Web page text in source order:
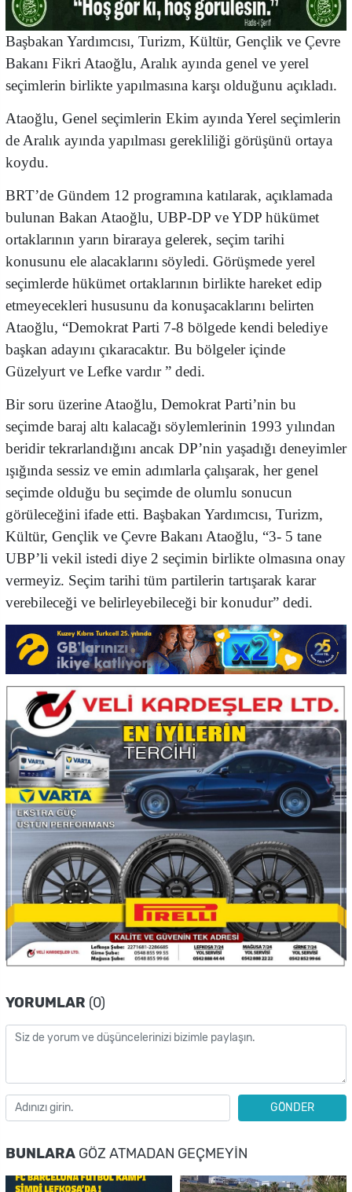
Başbakan Yardımcısı, Turizm, Kültür, Gençlik ve Çevre
Bakanı Fikri Ataoğlu, Aralık ayında genel ve yerel
seçimlerin birlikte yapılmasına karşı olduğunu açıkladı.
Ataoğlu, Genel seçimlerin Ekim ayında Yerel seçimlerin
de Aralık ayında yapılması gerekliliği görüşünü ortaya
koydu.
BRT’de Gündem 12 programına katılarak, açıklamada
bulunan Bakan Ataoğlu, UBP-DP ve YDP hükümet
ortaklarının yarın biraraya gelerek, seçim tarihi
konusunu ele alacaklarını söyledi. Görüşmede yerel
seçimlerde hükümet ortaklarının birlikte hareket edip
etmeyecekleri hususunu da konuşacaklarını belirten
Ataoğlu, “Demokrat Parti 7-8 bölgede kendi belediye
başkan adayını çıkaracaktır. Bu bölgeler içinde
Güzelyurt ve Lefke vardır ” dedi.
Bir soru üzerine Ataoğlu, Demokrat Parti’nin bu
seçimde baraj altı kalacağı söylemlerinin 1993 yılından
beridir tekrarlandığını ancak DP’nin yaşadığı deneyimler
ışığında sessiz ve emin adımlarla çalışarak, her genel
seçimde olduğu bu seçimde de olumlu sonucun
görüleceğini ifade etti. Başbakan Yardımcısı, Turizm,
Kültür, Gençlik ve Çevre Bakanı Ataoğlu, “3- 5 tane
UBP’li vekil istedi diye 2 seçimin birlikte olmasına onay
vermeyiz. Seçim tarihi tüm partilerin tartışarak karar
verebileceği ve belirleyebileceği bir konudur” dedi.
YORUMLAR (0)
GÖNDER
BUNLARA GÖZ ATMADAN GEÇMEYIN